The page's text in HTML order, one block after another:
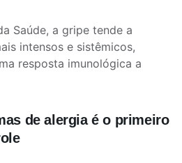
Saúde, a gripe tende a
intensos e sistêmicos,
resposta imunológica a
de alergia é o primeiro